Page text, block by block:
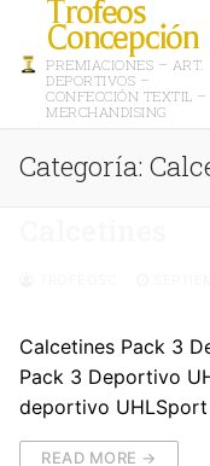
Trofeos
Concepción
PREMIACIONES – ART.
DEPORTIVOS –
CONFECCIÓN TEXTIL –
MERCHANDISING
Categoría:
Calcetines Pack 3
Pack 3 Deportivo
deportivo UHLSport
READ MORE →